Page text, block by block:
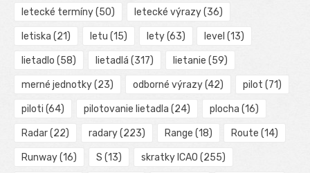
letecké termíny(50) letecké výrazy(36)
letiska (21) letu (15) lety(63) level (13)
lietadlo (58) lietadlá (317) lietanie (59)
merné jednotky(23) odborné výrazy(42) pilot (71)
piloti (64) pilotovanie lietadla (24) plocha (16)
Radar(22) radary(223) Range (18) Route (14)
Runway(16) S (13) skratky ICAO (255)